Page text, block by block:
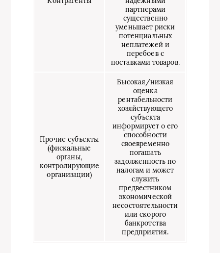
партнерами
существенно
уменьшает риски
потенциальных
неплатежей и
перебоев с
поставками товаров.
Прочие субъекты
(фискальные
органы,
контролирующие
организации)
Высокая/низкая
оценка
рентабельности
хозяйствующего
субъекта
информирует о его
способности
своевременно
погашать
задолженность по
налогам и может
служить
предвестником
экономической
несостоятельности
или скорого
банкротства
предприятия.